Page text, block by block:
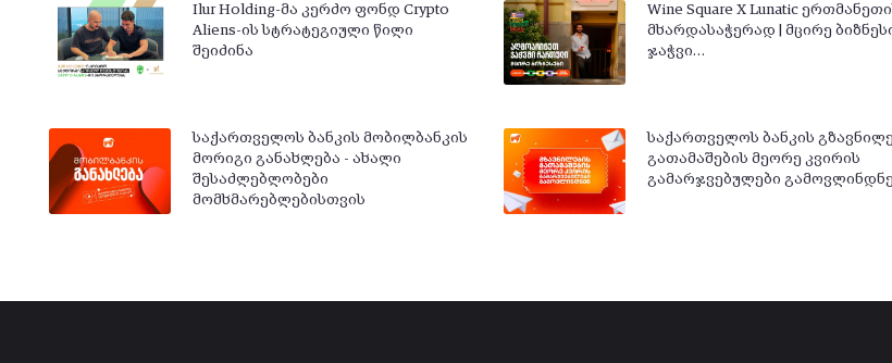
Ilur Holding-მა კერძო ფონდ Crypto
Aliens-ის სტრატეგიული წილი
შეიძინა
Wine Square X Lunatic
მხარდასაჭერად | მცირე
ჯაჭვი…
საქართველოს ბანკის მობილბანკის
მორიგი განახლება - ახალი
შესაძლებლობები
მომხმარებლებისთვის
საქართველოს ბანკის
გათამაშების მეორე კვირის
გამარჯვებულები